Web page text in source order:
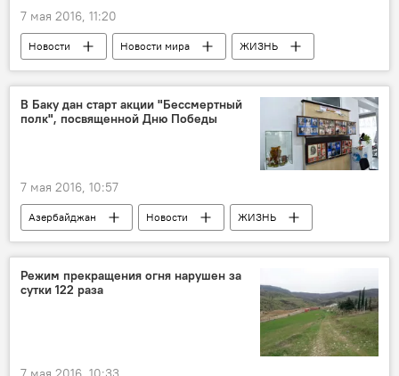
7 мая 2016, 11:20
Новости Новости мира ЖИЗНЬ
В Баку дан старт акции "Бессмертный
полк", посвященной Дню Победы
7 мая 2016, 10:57
Азербайджан Новости
ЖИЗНЬ
Бессмертный полк Баку 2017
Новости движения Бессмертный полк
Годовщина Великой Победы
Режим прекращения огня нарушен за
сутки 122 раза